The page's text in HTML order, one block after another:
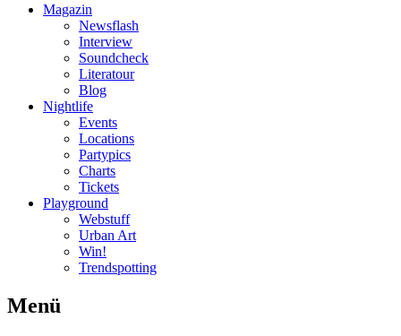
Magazin
Newsflash
Interview
Soundcheck
Literatour
Blog
Nightlife
Events
Locations
Partypics
Charts
Tickets
Playground
Webstuff
Urban Art
Win!
Trendspotting
Menü